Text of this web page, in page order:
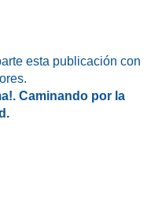
esta publicación con
Caminando por la